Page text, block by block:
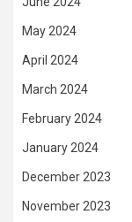
May 2024
April 2024
March 2024
February 2024
January 2024
December 2023
November 2023